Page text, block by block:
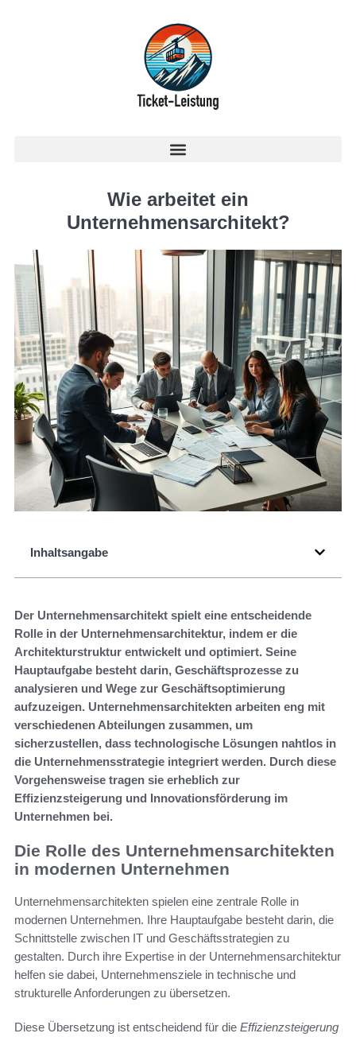
Wie arbeitet ein
Unternehmensarchitekt?
Inhaltsangabe
Der Unternehmensarchitekt spielt eine entscheidende
Rolle in der Unternehmensarchitektur, indem er die
Architekturstruktur entwickelt und optimiert. Seine
Hauptaufgabe besteht darin, Geschäftsprozesse zu
analysieren und Wege zur Geschäftsoptimierung
aufzuzeigen. Unternehmensarchitekten arbeiten eng mit
verschiedenen Abteilungen zusammen, um
sicherzustellen, dass technologische Lösungen nahtlos in
die Unternehmensstrategie integriert werden. Durch diese
Vorgehensweise tragen sie erheblich zur
Effizienzsteigerung und Innovationsförderung im
Unternehmen bei.
Die Rolle des Unternehmensarchitekten
in modernen Unternehmen
Unternehmensarchitekten spielen eine zentrale Rolle in
modernen Unternehmen. Ihre Hauptaufgabe besteht darin, die
Schnittstelle zwischen IT und Geschäftsstrategien zu
gestalten. Durch ihre Expertise in der Unternehmensarchitektur
helfen sie dabei, Unternehmensziele in technische und
strukturelle Anforderungen zu übersetzen.
Diese Übersetzung ist entscheidend für die Effizienzsteigerung